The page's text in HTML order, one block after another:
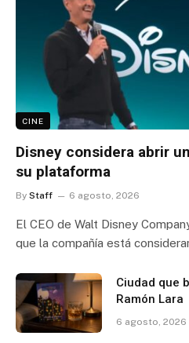
CINE
Disney considera abrir
su plataforma
By Staff 6 agosto, 2026
El CEO de Walt Disney
que la compañía está
Ciudad que
Ramón Lara
6 agosto, 2026